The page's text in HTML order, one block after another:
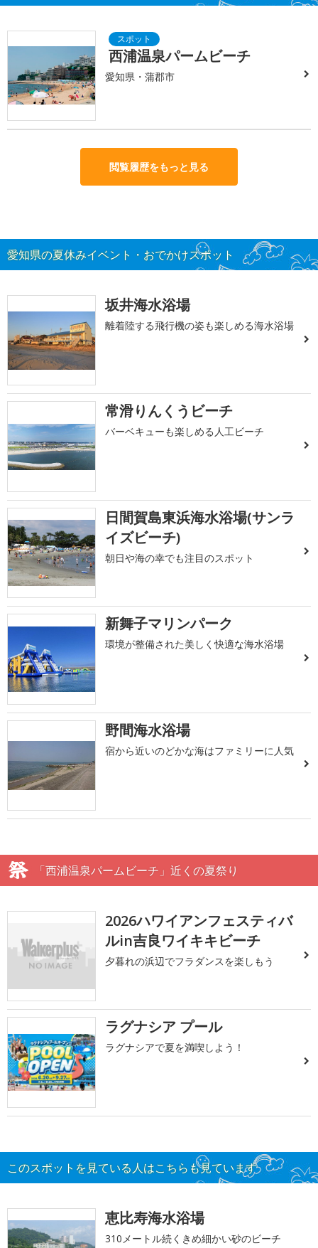
西浦温泉パームビーチ
愛知県・蒲郡市
閲覧履歴をもっと見る
愛知県の夏休みイベント・おでかけスポット
坂井海水浴場
離着陸する飛行機の姿も楽しめる海水浴場
常滑りんくうビーチ
バーベキューも楽しめる人工ビーチ
日間賀島東浜海水浴場(サンラ
イズビーチ)
朝日や海の幸でも注目のスポット
新舞子マリンパーク
環境が整備された美しく快適な海水浴場
野間海水浴場
宿から近いのどかな海はファミリーに人気
「西浦温泉パームビーチ」近くの夏祭り
2026ハワイアンフェスティバ
ルin吉良ワイキキビーチ
夕暮れの浜辺でフラダンスを楽しもう
ラグナシア プール
ラグナシアで夏を満喫しよう！
このスポットを見ている人はこちらも見ています
恵比寿海水浴場
310メートル続くきめ細かい砂のビーチ